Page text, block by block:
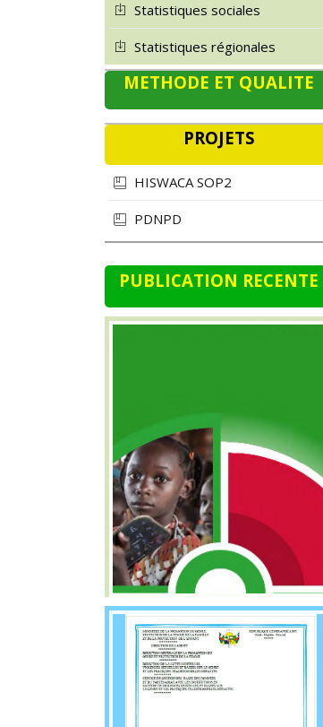
Statistiques sociales
Statistiques régionales
METHODE ET QUALITE
PROJETS
HISWACA SOP2
PDNPD
PUBLICATION RECENTE